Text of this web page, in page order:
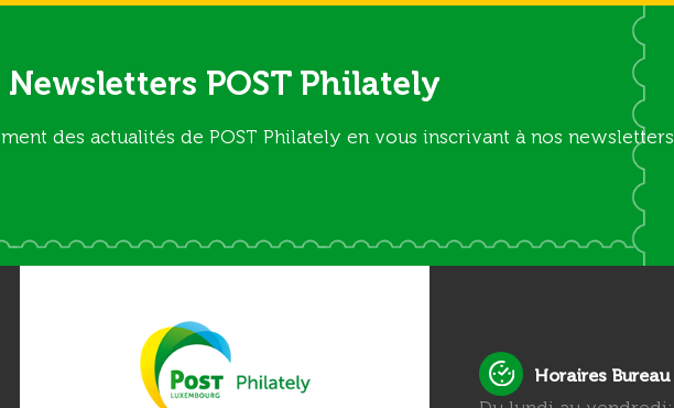
Newsletters POST Philately
des actualités de POST Philately en vous inscrivant à nos newsletters.
Horaires Bureau